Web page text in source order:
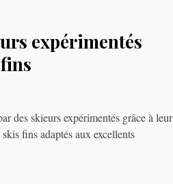
expérimentés
des skieurs expérimentés grâce à leur
fins adaptés aux excellents